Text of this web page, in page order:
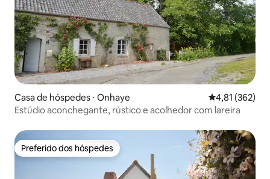
Casa de hóspedes ⋅ Onhaye 4,81 de uma
4,81 (362)
Estúdio aconchegante, rústico e acolhedor com lareira
Preferido dos hóspedes
Preferido dos hóspedes